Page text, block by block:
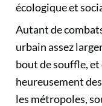
écologique et
Autant de
urbain assez
bout de souffle,
heureusement
les métropoles,